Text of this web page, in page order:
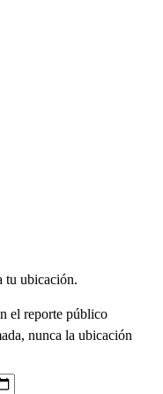
tu ubicación.
el reporte público
nunca la ubicación